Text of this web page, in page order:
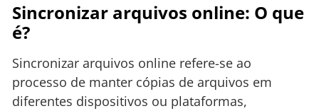
Sincronizar arquivos online: O que
é?
Sincronizar arquivos online refere-se ao
processo de manter cópias de arquivos em
diferentes dispositivos ou plataformas,